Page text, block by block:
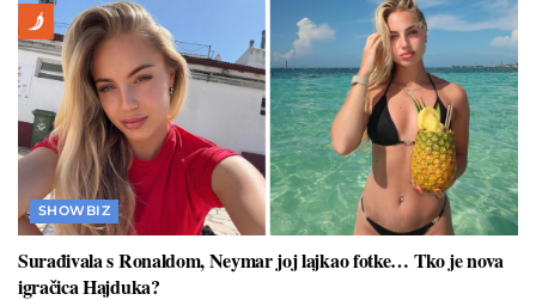
SHOWBIZ
Surađivala s Ronaldom, Neymar joj lajkao fotke… Tko je nova
igračica Hajduka?